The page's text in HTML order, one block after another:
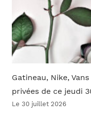
Gatineau, Nike,
privées de ce jeudi
Le 30 juillet 2026